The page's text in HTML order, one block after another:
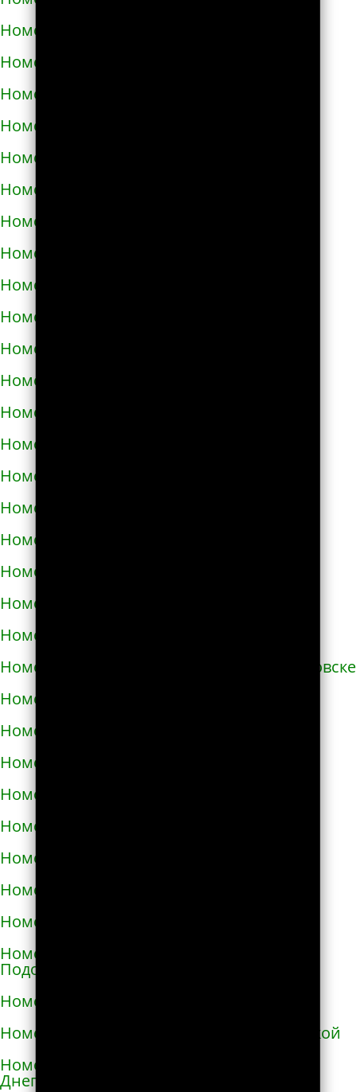
Номера телефонов такси в Долине
Номера телефонов такси в Дрогобыче
Номера телефонов такси в Дублянах
Номера телефонов такси в Дубно
Номера телефонов такси в Дунаевцах
Номера телефонов такси в Жашкове
Номера телефонов такси в Жёлтых водах
Номера телефонов такси в Жидачове
Номера телефонов такси в Житомире
Номера телефонов такси в Жмеринке
Номера телефонов такси в Жолкве
Номера телефонов такси в Запорожье
Номера телефонов такси в Збараже
Номера телефонов такси в Звенигородке
Номера телефонов такси в Здолбунове
Номера телефонов такси в Змиёве
Номера телефонов такси в Знаменке
Номера телефонов такси в Золотоноше
Номера телефонов такси в Золочеве
Номера телефонов такси в Иванкове
Номера телефонов такси в Ивано-Франковске
Номера телефонов такси в Измаиле
Номера телефонов такси в Изюме
Номера телефонов такси в Изяславе
Номера телефонов такси в Ильинцах
Номера телефонов такси в Ирпене
Номера телефонов такси в Казатине
Номера телефонов такси в Калиновке
Номера телефонов такси в Калуше
Номера телефонов такси в Каменце-
Подольском
Номера телефонов такси в Каменке
Номера телефонов такси в Каменке-Бугской
Номера телефонов такси в Каменке-
Днепровской